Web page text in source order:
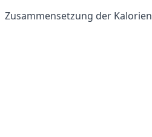
Zusammensetzung der Kalorien